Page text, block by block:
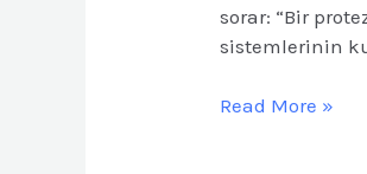
sorar: “Bir
sistemlerinin
Read More »